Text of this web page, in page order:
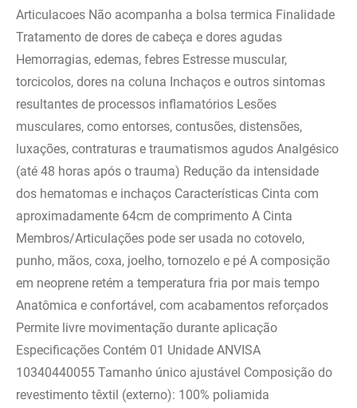
Articulacoes Não acompanha a bolsa termica Finalidade
Tratamento de dores de cabeça e dores agudas
Hemorragias, edemas, febres Estresse muscular,
torcicolos, dores na coluna Inchaços e outros sintomas
resultantes de processos inflamatórios Lesões
musculares, como entorses, contusões, distensões,
luxações, contraturas e traumatismos agudos Analgésico
(até 48 horas após o trauma) Redução da intensidade
dos hematomas e inchaços Características Cinta com
aproximadamente 64cm de comprimento A Cinta
Membros/Articulações pode ser usada no cotovelo,
punho, mãos, coxa, joelho, tornozelo e pé A composição
em neoprene retém a temperatura fria por mais tempo
Anatômica e confortável, com acabamentos reforçados
Permite livre movimentação durante aplicação
Especificações Contém 01 Unidade ANVISA
10340440055 Tamanho único ajustável Composição do
revestimento têxtil (externo): 100% poliamida